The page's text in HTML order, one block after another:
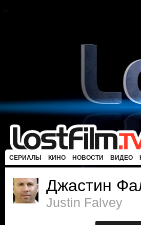
СЕРИАЛЫ КИНО НОВОСТИ ВИДЕО
Джастин
Justin Falvey